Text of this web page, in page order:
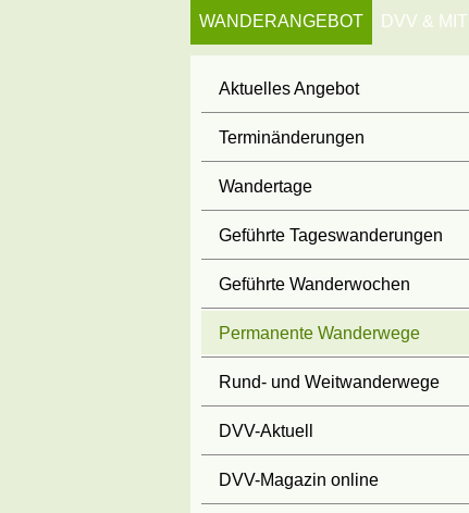
WANDERANGEBOT DVV &
Aktuelles Angebot
Terminänderungen
Wandertage
Geführte Tageswanderungen
Geführte Wanderwochen
Permanente Wanderwege
Rund- und Weitwanderwege
DVV-Aktuell
DVV-Magazin online